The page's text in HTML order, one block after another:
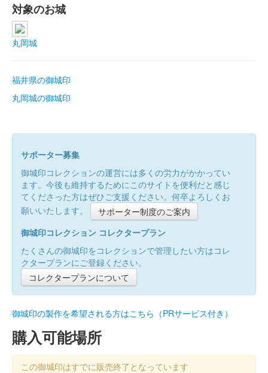
対象のお城
丸岡城
福井県の御城印
丸岡城の御城印
サポーター募集
御城印コレクションの運営には多くの労力がかかってい
ます。今後も維持するためにこのサイトを便利だと感じ
てくださった方はぜひご支援ください。何卒よろしくお
願いいたします。
サポーター制度のご案内
御城印コレクション コレクタープラン
たくさんの御城印をコレクションで管理したい方はコレ
クタープランにご登録ください。
コレクタープランについて
御城印の製作を希望される方はこちら（PRサービス付き）
購入可能場所
この御城印はすでに販売終了となっています